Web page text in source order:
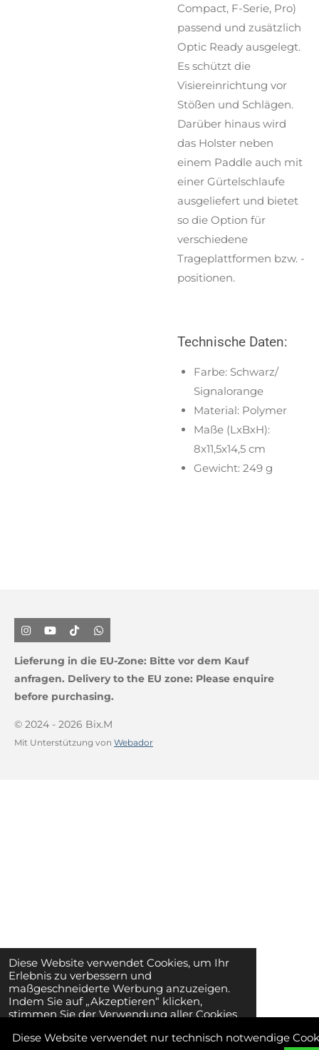
Diese Website verwendet Cookies, um Ihr
Erlebnis zu verbessern und
maßgeschneiderte Werbung anzuzeigen.
Indem Sie auf „Akzeptieren“ klicken,
stimmen Sie der Verwendung aller Cookies
Compact, F-Serie, Pro)
passend und zusätzlich
Optic Ready ausgelegt.
Es schützt die
Visiereinrichtung vor
Stößen und Schlägen.
Darüber hinaus wird
das Holster neben
einem Paddle auch mit
einer Gürtelschlaufe
ausgeliefert und bietet
so die Option für
verschiedene
Trageplattformen bzw. -
positionen.
Technische Daten:
Farbe: Schwarz/
Signalorange
Material: Polymer
Maße (LxBxH):
8x11,5x14,5 cm
Gewicht: 249 g
I
n
t
a
r
m
Y
o
T
u
e
T
i
T
o
W
h
a
t
s
p
Lieferung in die EU-Zone: Bitte vor dem Kauf
anfragen. Delivery to the EU zone: Please enquire
before purchasing.
© 2024 - 2026 Bix.M
Mit Unterstützung von Webador
Diese Website verwendet nur technisch notwendige